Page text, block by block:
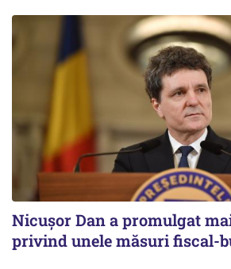
Nicușor Dan a promulgat
privind unele măsuri fiscal-